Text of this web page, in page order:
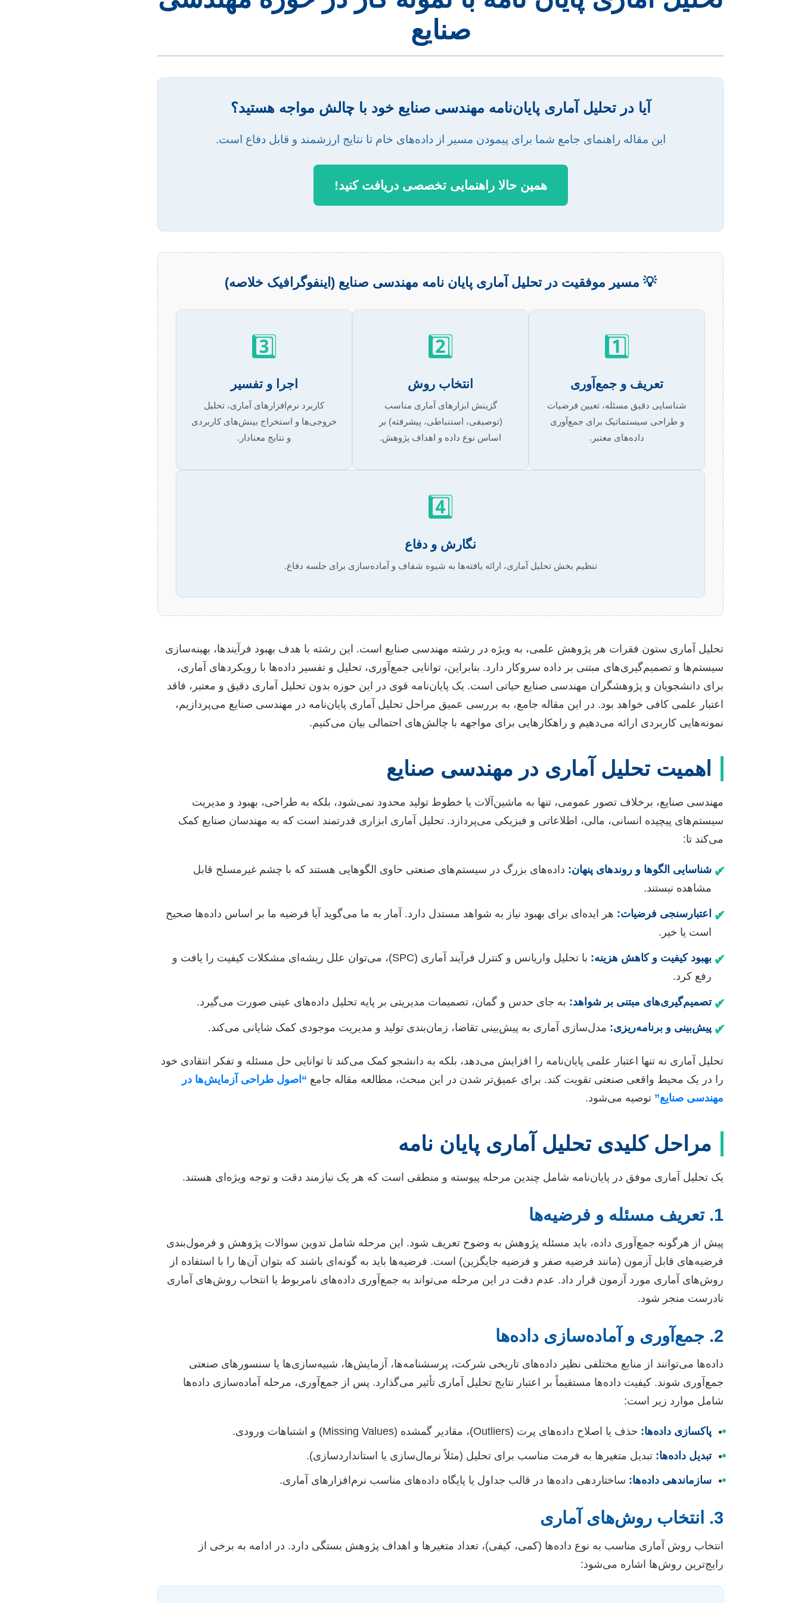
صنایع
آیا در تحلیل آماری پایان‌نامه مهندسی صنایع خود با چالش مواجه هستید؟
این مقاله راهنمای جامع شما برای پیمودن مسیر از داده‌های خام تا نتایج ارزشمند و قابل دفاع است.
همین حالا راهنمایی تخصصی دریافت کنید!
💡 مسیر موفقیت در تحلیل آماری پایان نامه مهندسی صنایع (اینفوگرافیک خلاصه)
1️⃣
تعریف و جمع‌آوری
شناسایی دقیق مسئله، تعیین فرضیات
و طراحی سیستماتیک برای جمع‌آوری
داده‌های معتبر.
2️⃣
انتخاب روش
گزینش ابزارهای آماری مناسب
(توصیفی، استنباطی، پیشرفته) بر
اساس نوع داده و اهداف پژوهش.
3️⃣
اجرا و تفسیر
کاربرد نرم‌افزارهای آماری، تحلیل
خروجی‌ها و استخراج بینش‌های کاربردی
و نتایج معنادار.
4️⃣
نگارش و دفاع
تنظیم بخش تحلیل آماری، ارائه یافته‌ها به شیوه شفاف و آماده‌سازی برای جلسه دفاع.
تحلیل آماری ستون فقرات هر پژوهش علمی، به ویژه در رشته مهندسی صنایع است. این رشته با هدف بهبود فرآیندها، بهینه‌سازی
سیستم‌ها و تصمیم‌گیری‌های مبتنی بر داده سروکار دارد. بنابراین، توانایی جمع‌آوری، تحلیل و تفسیر داده‌ها با رویکردهای آماری،
برای دانشجویان و پژوهشگران مهندسی صنایع حیاتی است. یک پایان‌نامه قوی در این حوزه بدون تحلیل آماری دقیق و معتبر، فاقد
اعتبار علمی کافی خواهد بود. در این مقاله جامع، به بررسی عمیق مراحل تحلیل آماری پایان‌نامه در مهندسی صنایع می‌پردازیم،
نمونه‌هایی کاربردی ارائه می‌دهیم و راهکارهایی برای مواجهه با چالش‌های احتمالی بیان می‌کنیم.
اهمیت تحلیل آماری در مهندسی صنایع
مهندسی صنایع، برخلاف تصور عمومی، تنها به ماشین‌آلات یا خطوط تولید محدود نمی‌شود، بلکه به طراحی، بهبود و مدیریت
سیستم‌های پیچیده انسانی، مالی، اطلاعاتی و فیزیکی می‌پردازد. تحلیل آماری ابزاری قدرتمند است که به مهندسان صنایع کمک
می‌کند تا:
✔ شناسایی الگوها و روندهای پنهان: داده‌های بزرگ در سیستم‌های صنعتی حاوی الگوهایی هستند که با چشم غیرمسلح قابل
مشاهده نیستند.
✔ اعتبارسنجی فرضیات: هر ایده‌ای برای بهبود نیاز به شواهد مستدل دارد. آمار به ما می‌گوید آیا فرضیه ما بر اساس داده‌ها صحیح
است یا خیر.
✔ بهبود کیفیت و کاهش هزینه:
با تحلیل واریانس و کنترل فرآیند آماری (SPC)، می‌توان علل ریشه‌ای مشکلات کیفیت را یافت و
رفع کرد.
✔ تصمیم‌گیری‌های مبتنی بر شواهد: به جای حدس و گمان، تصمیمات مدیریتی بر پایه تحلیل داده‌های عینی صورت می‌گیرد.
✔ پیش‌بینی و برنامه‌ریزی: مدل‌سازی آماری به پیش‌بینی تقاضا، زمان‌بندی تولید و مدیریت موجودی کمک شایانی می‌کند.
تحلیل آماری نه تنها اعتبار علمی پایان‌نامه را افزایش می‌دهد، بلکه به دانشجو کمک می‌کند تا توانایی حل مسئله و تفکر انتقادی خود
را در یک محیط واقعی صنعتی تقویت کند. برای عمیق‌تر شدن در این مبحث، مطالعه مقاله جامع “اصول طراحی آزمایش‌ها در
مهندسی صنایع” توصیه می‌شود.
مراحل کلیدی تحلیل آماری پایان نامه
یک تحلیل آماری موفق در پایان‌نامه شامل چندین مرحله پیوسته و منطقی است که هر یک نیازمند دقت و توجه ویژه‌ای هستند.
1. تعریف مسئله و فرضیه‌ها
پیش از هرگونه جمع‌آوری داده، باید مسئله پژوهش به وضوح تعریف شود. این مرحله شامل تدوین سوالات پژوهش و فرمول‌بندی
فرضیه‌های قابل آزمون (مانند فرضیه صفر و فرضیه جایگزین) است. فرضیه‌ها باید به گونه‌ای باشند که بتوان آن‌ها را با استفاده از
روش‌های آماری مورد آزمون قرار داد. عدم دقت در این مرحله می‌تواند به جمع‌آوری داده‌های نامربوط یا انتخاب روش‌های آماری
نادرست منجر شود.
2. جمع‌آوری و آماده‌سازی داده‌ها
داده‌ها می‌توانند از منابع مختلفی نظیر داده‌های تاریخی شرکت، پرسشنامه‌ها، آزمایش‌ها، شبیه‌سازی‌ها یا سنسورهای صنعتی
جمع‌آوری شوند. کیفیت داده‌ها مستقیماً بر اعتبار نتایج تحلیل آماری تأثیر می‌گذارد. پس از جمع‌آوری، مرحله آماده‌سازی داده‌ها
شامل موارد زیر است:
• پاکسازی داده‌ها: حذف یا اصلاح داده‌های پرت (Outliers)، مقادیر گمشده (Missing Values) و اشتباهات ورودی.
• تبدیل داده‌ها: تبدیل متغیرها به فرمت مناسب برای تحلیل (مثلاً نرمال‌سازی یا استانداردسازی).
• سازماندهی داده‌ها: ساختاردهی داده‌ها در قالب جداول یا پایگاه داده‌های مناسب نرم‌افزارهای آماری.
3. انتخاب روش‌های آماری
انتخاب روش آماری مناسب به نوع داده‌ها (کمی، کیفی)، تعداد متغیرها و اهداف پژوهش بستگی دارد. در ادامه به برخی از
رایج‌ترین روش‌ها اشاره می‌شود: